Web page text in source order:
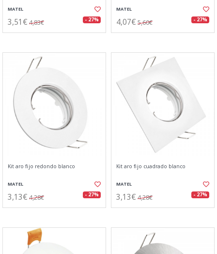
MATEL
3,51€ 4,83€ - 27%
MATEL
4,07€ 5,60€ - 27%
Kit aro fijo redondo blanco
MATEL
3,13€ 4,28€ - 27%
Kit aro fijo cuadrado blanco
MATEL
3,13€ 4,28€ - 27%